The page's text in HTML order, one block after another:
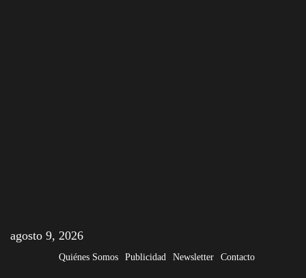
agosto 9, 2026
Quiénes Somos Publicidad Newsletter Contacto